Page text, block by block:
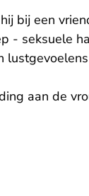
bij een
- seksuele
aan de